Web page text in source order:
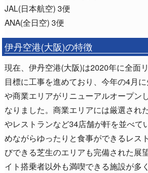
JAL(日本航空) 3便
ANA(全日空) 3便
伊丹空港(大阪)の特徴
現在、伊丹空港(大阪)は2020年に全面
目標に工事を進めており、今年の4月
や商業エリアがリニューアルオープン
なりました。商業エリアには厳選され
やレストランなど34店舗が軒を並べて
めながらゆったりと食事ができるレス
びできる芝生のエリアも完備された展
イト搭乗者以外も満喫できる施設が多